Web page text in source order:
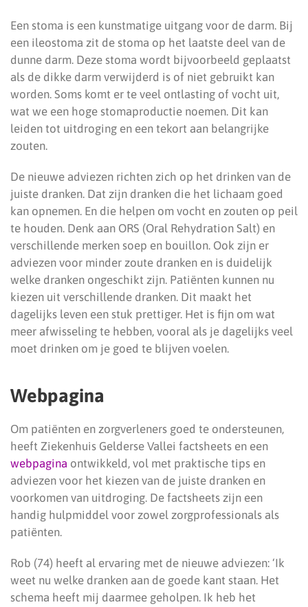
Een stoma is een kunstmatige uitgang voor de darm. Bij
een ileostoma zit de stoma op het laatste deel van de
dunne darm. Deze stoma wordt bijvoorbeeld geplaatst
als de dikke darm verwijderd is of niet gebruikt kan
worden. Soms komt er te veel ontlasting of vocht uit,
wat we een hoge stomaproductie noemen. Dit kan
leiden tot uitdroging en een tekort aan belangrijke
zouten.
De nieuwe adviezen richten zich op het drinken van de
juiste dranken. Dat zijn dranken die het lichaam goed
kan opnemen. En die helpen om vocht en zouten op peil
te houden. Denk aan ORS (Oral Rehydration Salt) en
verschillende merken soep en bouillon. Ook zijn er
adviezen voor minder zoute dranken en is duidelijk
welke dranken ongeschikt zijn. Patiënten kunnen nu
kiezen uit verschillende dranken. Dit maakt het
dagelijks leven een stuk prettiger. Het is fijn om wat
meer afwisseling te hebben, vooral als je dagelijks veel
moet drinken om je goed te blijven voelen.
Webpagina
Om patiënten en zorgverleners goed te ondersteunen,
heeft Ziekenhuis Gelderse Vallei factsheets en een
webpagina ontwikkeld, vol met praktische tips en
adviezen voor het kiezen van de juiste dranken en
voorkomen van uitdroging. De factsheets zijn een
handig hulpmiddel voor zowel zorgprofessionals als
patiënten.
Rob (74) heeft al ervaring met de nieuwe adviezen: ‘Ik
weet nu welke dranken aan de goede kant staan. Het
schema heeft mij daarmee geholpen. Ik heb het